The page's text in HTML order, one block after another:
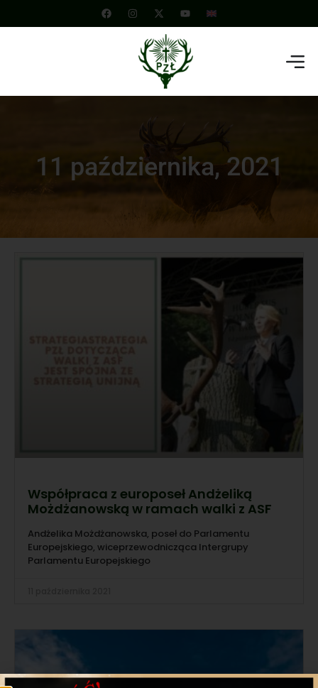
11 października, 2021
Współpraca z europoseł Andżeliką
Możdżanowską w ramach walki z ASF
Andżelika Możdżanowska, poseł do Parlamentu
Europejskiego, wiceprzewodnicząca Intergrupy
Parlamentu Europejskiego